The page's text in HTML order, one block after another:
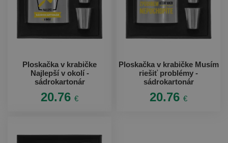
Ploskačka v krabičke
Najlepší v okolí -
sádrokartonár
20.76 €
Ploskačka v krabičke Musím
riešiť problémy -
sádrokartonár
20.76 €